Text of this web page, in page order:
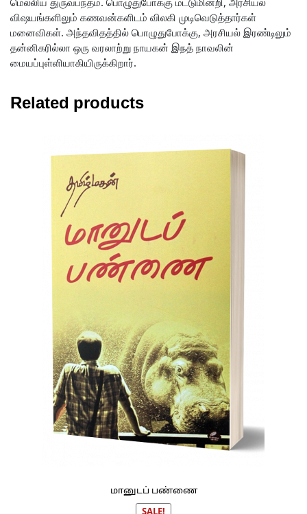
விஷயங்களிலும் கணவன்களிடம் விலகி முடிவெடுத்தார்கள்
மனைவிகள். அந்தவிதத்தில் பொழுதுபோக்கு, அரசியல் இரண்டிலும்
தன்னிகரில்லா ஒரு வரலாற்று நாயகன் இநத் நாவலின்
மையப்புள்ளியாகியிருக்கிறார்.
Related products
மானுடப் பண்ணை
SALE!